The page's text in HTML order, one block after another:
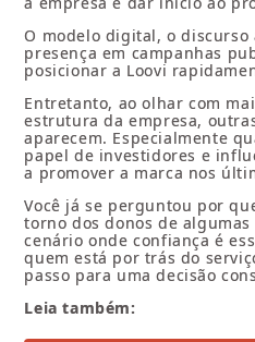
O modelo digital, o discurso
presença em campanhas
posicionar a Loovi
Entretanto, ao olhar com
estrutura da empresa,
aparecem. Especialmente
papel de investidores e
a promover a marca nos
Você já se perguntou por
torno dos donos de algumas
cenário onde confiança é
quem está por trás do
passo para uma decisão
Leia também: